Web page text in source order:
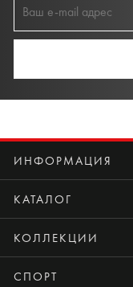
ИНФОРМАЦИЯ
КАТАЛОГ
КОЛЛЕКЦИИ
СПОРТ